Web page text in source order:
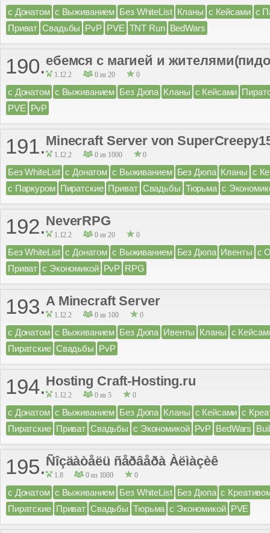
с Донатом с Выживанием Без WhiteList Кланы с Кейсами с
Приват Свадьбы PvP PVE TNT Run BedWars
190.ебемся с магией и
1.12.2 0 из 20 0
с Донатом с Выживанием Без Дюпа Кланы с Кейсами
PVE PvP
191.Minecraft Server von
1.12.2 0 из 1000 0
Без WhiteList с Донатом с Выживанием Без Дюпа Кланы с
с Паркуром Пиратские Приват Свадьбы Тюрьма с
192.NeverRPG
1.12.2 0 из 20 0
Без WhiteList с Донатом с Выживанием Без Дюпа Ивенты с
Приват с Экономикой PvP RPG
193.A Minecraft Server
1.12.2 0 из 100 0
с Донатом с Выживанием Без Дюпа Ивенты Кланы с
Пиратские Свадьбы PvP
194.Hosting Craft-Hosting.ru
1.12.2 0 из 5 0
с Донатом с Выживанием Без Дюпа Кланы с Кейсами с
Пиратские Приват Свадьбы с Экономикой PvP BedWars
195.Ñîçäàòåëü ñåðâåðà Àëìàçèê
1.8 0 из 1000 0
с Донатом с Выживанием Без WhiteList Без Дюпа с
Пиратские Приват Свадьбы Тюрьма с Экономикой PVE